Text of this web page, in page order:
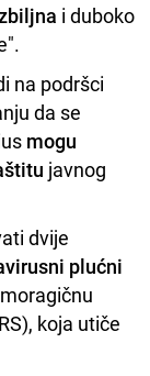
i duboko
na podršci
da se
mogu
javnog
dvije
plućni
koja utiče